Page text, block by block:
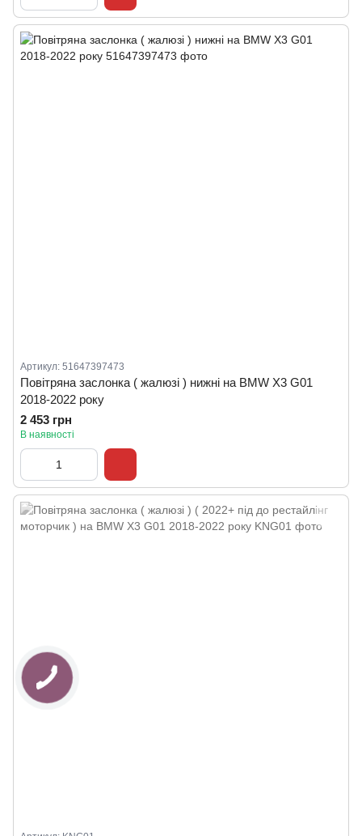
Артикул: 51647397473
Повітряна заслонка ( жалюзі ) нижні на BMW X3 G01
2018-2022 року
2 453 грн
В наявності